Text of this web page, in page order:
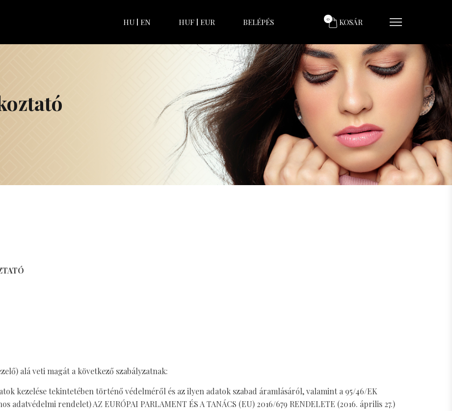
HU EN HUF EUR BELÉPÉS 0 KOSÁR
alá veti magát a következő szabályzatnak:
kezelése tekintetében történő védelméről és az ilyen adatok szabad áramlásáról, valamint a 95/46/EK
rendelet) AZ EURÓPAI PARLAMENT ÉS A TANÁCS (EU) 2016/679 RENDELETE (2016. április 27.)